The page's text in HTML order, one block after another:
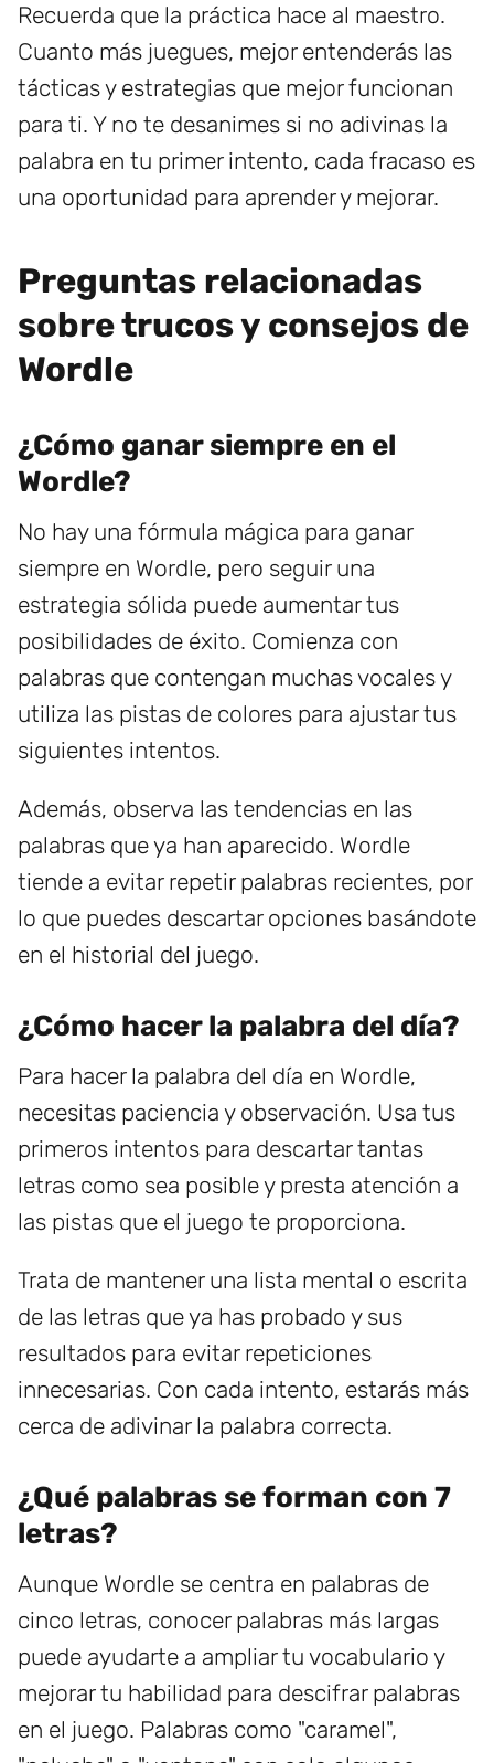
Recuerda que la práctica hace al maestro.
Cuanto más juegues, mejor entenderás las
tácticas y estrategias que mejor funcionan
para ti. Y no te desanimes si no adivinas la
palabra en tu primer intento, cada fracaso es
una oportunidad para aprender y mejorar.
Preguntas relacionadas
sobre trucos y consejos de
Wordle
¿Cómo ganar siempre en el
Wordle?
No hay una fórmula mágica para ganar
siempre en Wordle, pero seguir una
estrategia sólida puede aumentar tus
posibilidades de éxito. Comienza con
palabras que contengan muchas vocales y
utiliza las pistas de colores para ajustar tus
siguientes intentos.
Además, observa las tendencias en las
palabras que ya han aparecido. Wordle
tiende a evitar repetir palabras recientes, por
lo que puedes descartar opciones basándote
en el historial del juego.
¿Cómo hacer la palabra del día?
Para hacer la palabra del día en Wordle,
necesitas paciencia y observación. Usa tus
primeros intentos para descartar tantas
letras como sea posible y presta atención a
las pistas que el juego te proporciona.
Trata de mantener una lista mental o escrita
de las letras que ya has probado y sus
resultados para evitar repeticiones
innecesarias. Con cada intento, estarás más
cerca de adivinar la palabra correcta.
¿Qué palabras se forman con 7
letras?
Aunque Wordle se centra en palabras de
cinco letras, conocer palabras más largas
puede ayudarte a ampliar tu vocabulario y
mejorar tu habilidad para descifrar palabras
en el juego. Palabras como "caramel",